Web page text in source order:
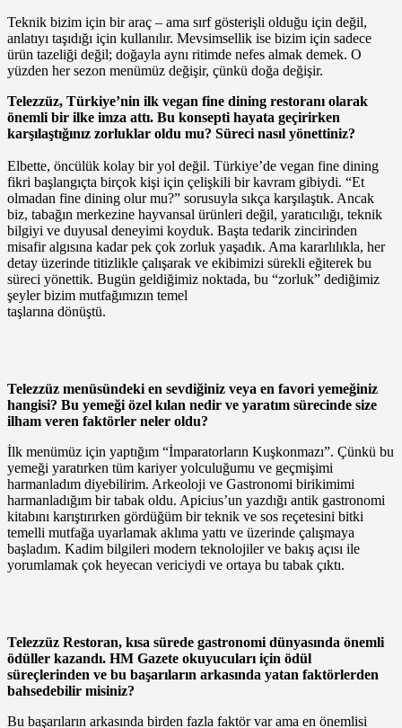
Teknik bizim için bir araç – ama sırf gösterişli olduğu için değil,
anlatıyı taşıdığı için kullanılır. Mevsimsellik ise bizim için sadece
ürün tazeliği değil; doğayla aynı ritimde nefes almak demek. O
yüzden her sezon menümüz değişir, çünkü doğa değişir.
Telezzüz, Türkiye’nin ilk vegan fine dining restoranı olarak
önemli bir ilke imza attı. Bu konsepti hayata geçirirken
karşılaştığınız zorluklar oldu mu? Süreci nasıl yönettiniz?
Elbette, öncülük kolay bir yol değil. Türkiye’de vegan fine dining
fikri başlangıçta birçok kişi için çelişkili bir kavram gibiydi. “Et
olmadan fine dining olur mu?” sorusuyla sıkça karşılaştık. Ancak
biz, tabağın merkezine hayvansal ürünleri değil, yaratıcılığı, teknik
bilgiyi ve duyusal deneyimi koyduk. Başta tedarik zincirinden
misafir algısına kadar pek çok zorluk yaşadık. Ama kararlılıkla, her
detay üzerinde titizlikle çalışarak ve ekibimizi sürekli eğiterek bu
süreci yönettik. Bugün geldiğimiz noktada, bu “zorluk” dediğimiz
şeyler bizim mutfağımızın temel
taşlarına dönüştü.
Telezzüz menüsündeki en sevdiğiniz veya en favori yemeğiniz
hangisi? Bu yemeği özel kılan nedir ve yaratım sürecinde size
ilham veren faktörler neler oldu?
İlk menümüz için yaptığım “İmparatorların Kuşkonmazı”. Çünkü bu
yemeği yaratırken tüm kariyer yolculuğumu ve geçmişimi
harmanladım diyebilirim. Arkeoloji ve Gastronomi birikimimi
harmanladığım bir tabak oldu. Apicius’un yazdığı antik gastronomi
kitabını karıştırırken gördüğüm bir teknik ve sos reçetesini bitki
temelli mutfağa uyarlamak aklıma yattı ve üzerinde çalışmaya
başladım. Kadim bilgileri modern teknolojiler ve bakış açısı ile
yorumlamak çok heyecan vericiydi ve ortaya bu tabak çıktı.
Telezzüz Restoran, kısa sürede gastronomi dünyasında önemli
ödüller kazandı. HM Gazete okuyucuları için ödül
süreçlerinden ve bu başarıların arkasında yatan faktörlerden
bahsedebilir misiniz?
Bu başarıların arkasında birden fazla faktör var ama en önemlisi